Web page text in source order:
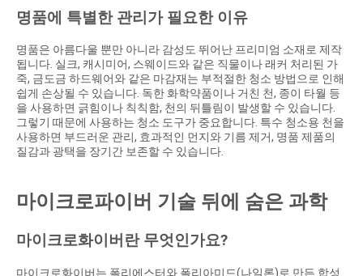
명품에 특별한 관리가 필요한 이유
명품은 아름다울 뿐만 아니라 감성도 뛰어난 프리미엄 소재로 제작
됩니다. 실크, 캐시미어, 스웨이드와 같은 직물이나 래커 처리된 가
죽, 금도금 하드웨어와 같은 마감재는 부적절한 청소 방법으로 인해
쉽게 손상될 수 있습니다. 독한 화학약품이나 거친 천, 종이 타월 등
을 사용하면 긁힘이나 칙칙함, 천의 뒤틀림이 발생할 수 있습니다.
그렇기 때문에 사용하는 청소 도구가 중요합니다. 특수 청소용 천을
사용하면 부드러운 관리, 효과적인 먼지와 기름 제거, 명품 제품의
질감과 광택을 장기간 보존할 수 있습니다.
마이크로파이버 기술 뒤에 숨은 과학
마이크로화이버란 무엇인가요?
마이크로화이버는 폴리에스터와 폴리아미드(나일론)로 만든 합성